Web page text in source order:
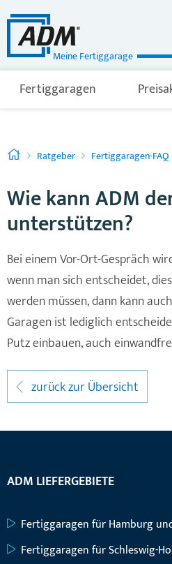
Meine Fertiggarage
Fertiggaragen
Ratgeber Fertiggaragen-FAQ
Wie kann ADM
unterstützen?
Bei einem Vor-Ort-Gespräch
wenn man sich entscheidet,
werden müssen, dann kann
Garagen ist lediglich
Putz einbauen, auch
zurück zur Übersicht
ADM LIEFERGEBIETE
Fertiggaragen für Hamburg
Fertiggaragen für Schleswig-